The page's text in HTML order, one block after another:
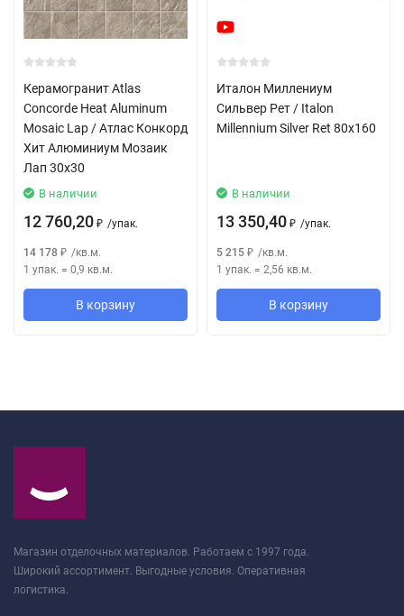
Керамогранит Atlas
Concorde Heat Aluminum
Mosaic Lap / Атлас Конкорд
Хит Алюминиум Мозаик
Лап 30х30
В наличии
12 760,20 ₽ /упак.
14 178 ₽ /кв.м.
1 упак. = 0,9 кв.м.
В корзину
Италон Миллениум
Сильвер Рет / Italon
Millennium Silver Ret 80x160
В наличии
13 350,40 ₽ /упак.
5 215 ₽ /кв.м.
1 упак. = 2,56 кв.м.
В корзину
Магазин отделочных материалов. Работаем с 1997 года.
Широкий ассортимент. Выгодные условия. Оперативная
логистика.